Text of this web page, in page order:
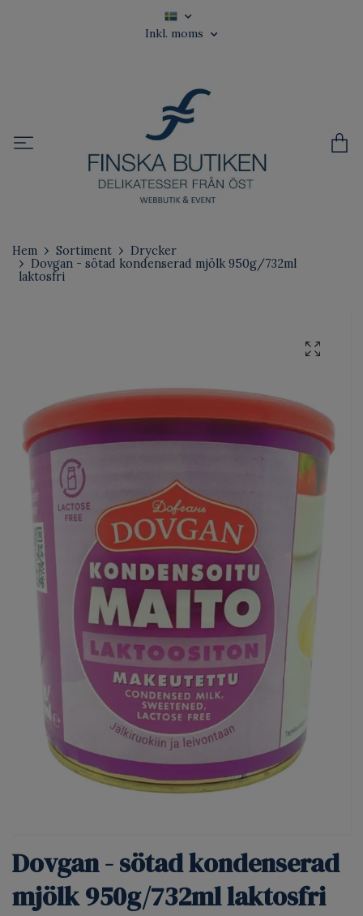
Inkl. moms
Hem Sortiment
Drycker
Dovgan - sötad kondenserad mjölk 950g/732ml
laktosfri
Dovgan - sötad kondenserad
mjölk 950g/732ml laktosfri